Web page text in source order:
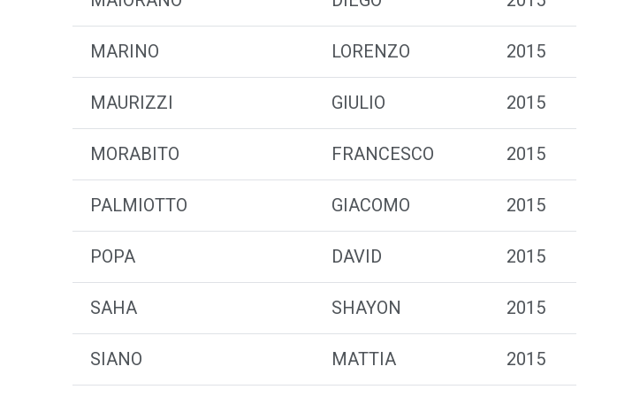
MARINO LORENZO 2015
MAURIZZI GIULIO 2015
MORABITO FRANCESCO 2015
PALMIOTTO GIACOMO 2015
POPA DAVID 2015
SAHA SHAYON 2015
SIANO MATTIA 2015